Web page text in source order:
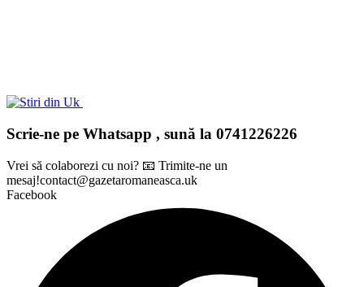
Scrie-ne pe Whatsapp , sună la 0741226226
Vrei să colaborezi cu noi? 📧 Trimite-ne un
mesaj!contact@gazetaromaneasca.uk
Facebook